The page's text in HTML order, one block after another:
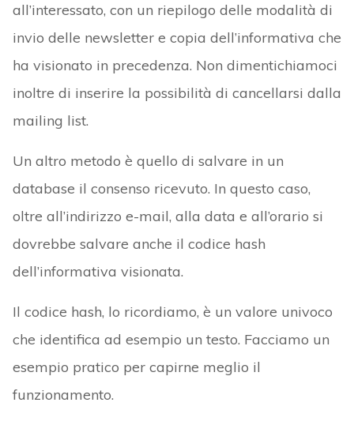
all’interessato, con un riepilogo delle modalità di
invio delle newsletter e copia dell’informativa che
ha visionato in precedenza. Non dimentichiamoci
inoltre di inserire la possibilità di cancellarsi dalla
mailing list.
Un altro metodo è quello di salvare in un
database il consenso ricevuto. In questo caso,
oltre all’indirizzo e-mail, alla data e all’orario si
dovrebbe salvare anche il codice hash
dell’informativa visionata.
Il codice hash, lo ricordiamo, è un valore univoco
che identifica ad esempio un testo. Facciamo un
esempio pratico per capirne meglio il
funzionamento.